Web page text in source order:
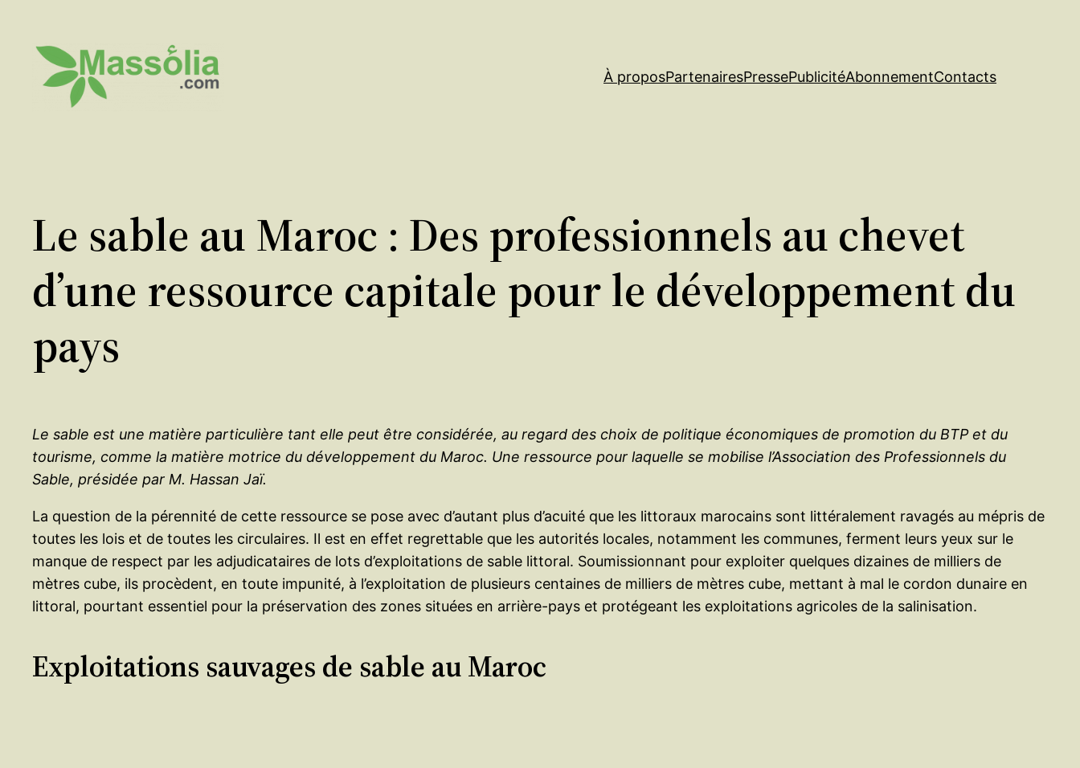
contenu
À proposPartenairesPressePublicitéAbonnementContacts
Le sable au Maroc : Des professionnels au chevet
d’une ressource capitale pour le développement du
pays
Le sable est une matière particulière tant elle peut être considérée, au regard des choix de politique économiques de promotion du BTP et du
tourisme, comme la matière motrice du développement du Maroc. Une ressource pour laquelle se mobilise l’Association des Professionnels du
Sable, présidée par M. Hassan Jaï.
La question de la pérennité de cette ressource se pose avec d’autant plus d’acuité que les littoraux marocains sont littéralement ravagés au mépris de
toutes les lois et de toutes les circulaires. Il est en effet regrettable que les autorités locales, notamment les communes, ferment leurs yeux sur le
manque de respect par les adjudicataires de lots d’exploitations de sable littoral. Soumissionnant pour exploiter quelques dizaines de milliers de
mètres cube, ils procèdent, en toute impunité, à l’exploitation de plusieurs centaines de milliers de mètres cube, mettant à mal le cordon dunaire en
littoral, pourtant essentiel pour la préservation des zones situées en arrière-pays et protégeant les exploitations agricoles de la salinisation.
Exploitations sauvages de sable au Maroc